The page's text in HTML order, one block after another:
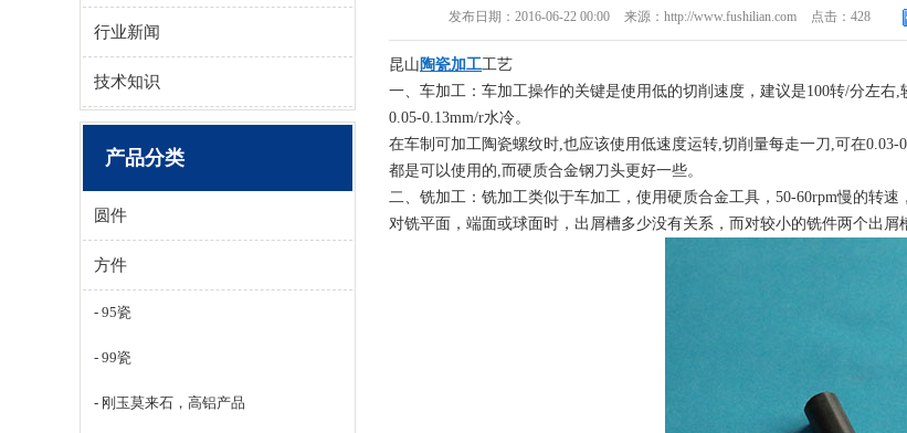
行业新闻
技术知识
产品分类
圆件
方件
95瓷
99瓷
刚玉莫来石，高铝产品
发布日期： 2016-06-22 00:00 来源： http://www.fushilian.com 点击： 428
昆山 陶瓷加工工艺
一、车加工：车加工操作的关键是使用低的切削速度，建议是100转/分左
0.05-0.13mm/r水冷。
在车制可加工陶瓷螺纹时,也应该使用低速度运转,切削量每走一刀,可在
都是可以使用的,而硬质合金钢刀头更好一些。
二、铣加工：铣加工类似于车加工，使用硬质合金工具，50-60rpm慢的转
对铣平面，端面或球面时，出屑槽多少没有关系，而对较小的铣件两个出屑